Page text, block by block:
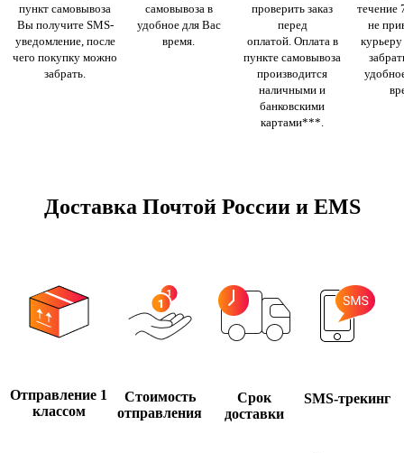
пункт самовывоза
Вы получите SMS-
уведомление, после
чего покупку можно
забрать.
самовывоза в
удобное для Вас
время.
проверить заказ
перед
оплатой. Оплата в
пункте самовывоза
производится
наличными и
банковскими
картами***.
течение
не
Доставка Почтой России и EMS
Отправление 1
классом
Стоимость
отправления
Срок
доставки
SMS-трекинг